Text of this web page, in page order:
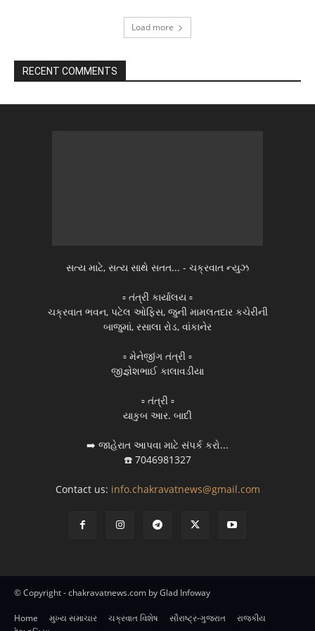
Load more
RECENT COMMENTS
સત્ય માટે, સત્ય સાથે સતત... - ચક્રવાત ન્યુઝ
▫️ તંત્રી કાર્યાલય ▫️
ચક્રવાત ભવન, પટેલ ઓફિસ, જુની મામલતદાર કચેરીની
બાજુમાં, રસાલા રોડ, વાંકાનેર
▫️ મેનેજીંગ તંત્રી ▫️
જીજ્ઞેશભાઈ કાલાવડીયા
▫️ તંત્રી ▫️
યાકુબ આર. બાદી
➡️ જાહેરાત આપવા માટે સંપર્ક કરો...
☎️ 7046981327
Contact us: info.chakravatnews@gmail.com
© Copyright - chakravatnews.com by Glad Infoway
Home મુખ્ય સમાચાર ચક્રવાત વિશેષ સૌરાષ્ટ્ર-ગુજરાત
રાજકીય